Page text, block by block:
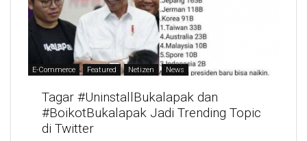
E-Commerce Featured Netizen News
Tagar #UninstallBukalapak dan
#BoikotBukalapak Jadi Trending Topic
di Twitter